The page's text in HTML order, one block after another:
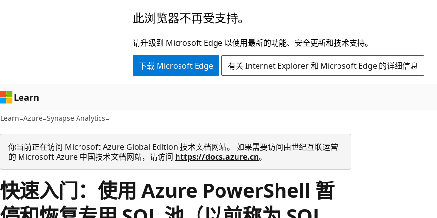
容
此浏览器不再受支持。
请升级到 Microsoft Edge 以使用最新的功能、安全更新和技术支持。
下载 Microsoft Edge 有关 Internet Explorer 和 Microsoft Edge 的详细信息
Learn
Learn Azure Synapse Analytics
你当前正在访问 Microsoft Azure Global Edition 技术文档网站。 如果需要访问由世纪互联运营
的 Microsoft Azure 中国技术文档网站，请访问 https://docs.azure.cn。
快速入门：使用 Azure PowerShell 暂